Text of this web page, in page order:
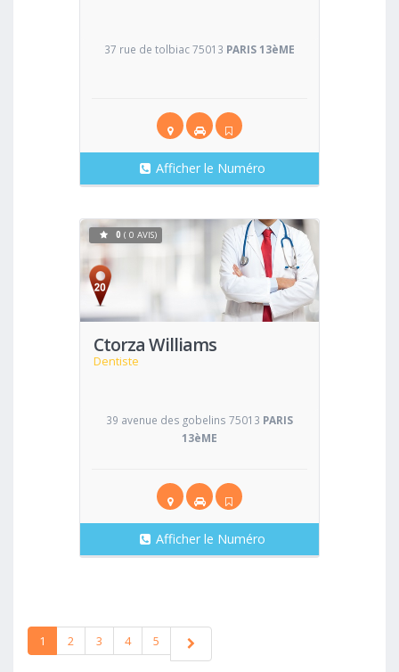
37 rue de tolbiac 75013 PARIS 13èME
Afficher le Numéro
Ctorza Williams
Dentiste
Voir
0 ( 0 AVIS)
39 avenue des gobelins 75013 PARIS
13èME
Afficher le Numéro
1 2 3 4 5